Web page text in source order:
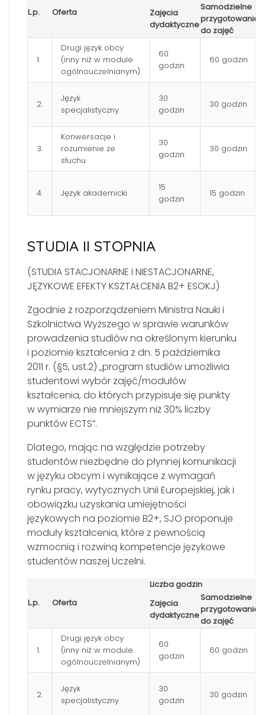
L.p. Oferta
Zajęcia
dydaktyczne
Samodzielne
przygotowanie
do zajęć
1.
Drugi język obcy
(inny niż w module
ogólnouczelnianym)
60
godzin
60 godzin
2.
Język
specjalistyczny
30
godzin
30 godzin
3.
Konwersacje i
rozumienie ze
słuchu
30
godzin
30 godzin
4. Język akademicki
15
godzin
15 godzin
STUDIA II STOPNIA
(STUDIA STACJONARNE I NIESTACJONARNE,
JĘZYKOWE EFEKTY KSZTAŁCENIA B2+ ESOKJ)
Zgodnie z rozporządzeniem Ministra Nauki i
Szkolnictwa Wyższego w sprawie warunków
prowadzenia studiów na określonym kierunku
i poziomie kształcenia z dn. 5 października
2011 r. (§5, ust.2) „program studiów umożliwia
studentowi wybór zajęć/modułów
kształcenia, do których przypisuje się punkty
w wymiarze nie mniejszym niż 30% liczby
punktów ECTS”.
Dlatego, mając na względzie potrzeby
studentów niezbędne do płynnej komunikacji
w języku obcym i wynikające z wymagań
rynku pracy, wytycznych Unii Europejskiej, jak i
obowiązku uzyskania umiejętności
językowych na poziomie B2+, SJO proponuje
moduły kształcenia, które z pewnością
wzmocnią i rozwiną kompetencje językowe
studentów naszej Uczelni.
L.p. Oferta
Liczba godzin
Zajęcia
dydaktyczne
Samodzielne
przygotowanie
do zajęć
1.
Drugi język obcy
(inny niż w module
ogólnouczelnianym)
60
godzin
60 godzin
2.
Język
specjalistyczny
30
godzin
30 godzin